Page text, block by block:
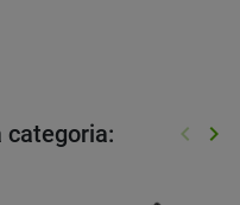
keyboard_arrow_left keyboard_arrow_right